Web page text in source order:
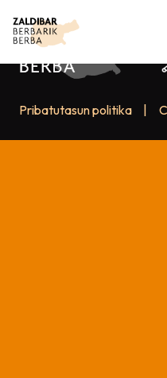
Pribatutasun politika